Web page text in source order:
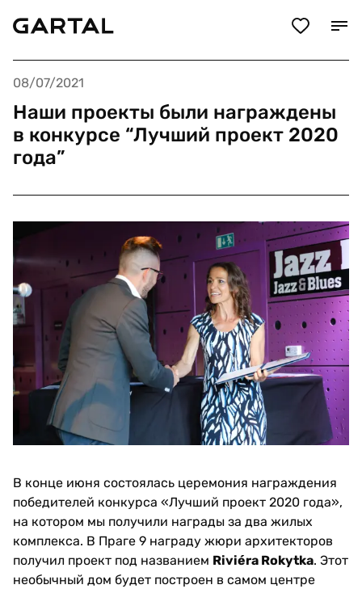
08/07/2021
Наши проекты были награждены
в конкурсе “Лучший проект 2020
года”
В конце июня состоялась церемония награждения
победителей конкурса «Лучший проект 2020 года»,
на котором мы получили награды за два жилых
комплекса. В Праге 9 награду жюри архитекторов
получил проект под названием Riviéra Rokytka. Этот
необычный дом будет построен в самом центре